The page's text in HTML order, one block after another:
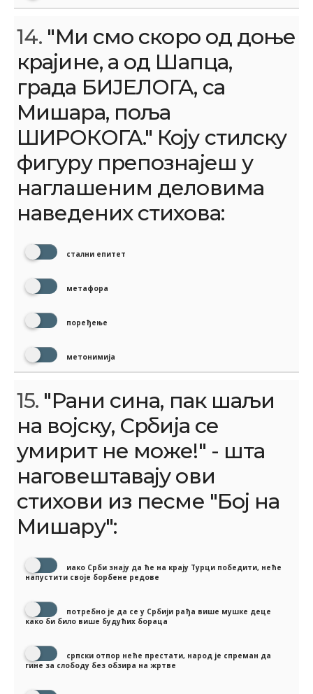
14. "Ми смо скоро од доње
крајине‚ а од Шапца‚
града БИЈЕЛОГА‚ са
Мишара‚ поља
ШИРОКОГА." Коју стилску
фигуру препознајеш у
наглашеним деловима
наведених стихова:
стални епитет
метафора
поређење
метонимија
15. "Рани сина‚ пак шаљи
на војску, Србија се
умирит не може!" - шта
наговештавају ови
стихови из песме "Бој на
Мишару":
иако Срби знају да ће на крају Турци победити, неће
напустити своје борбене редове
потребно је да се у Србији рађа више мушке деце
како би било више будућих бораца
српски отпор неће престати, народ је спреман да
гине за слободу без обзира на жртве